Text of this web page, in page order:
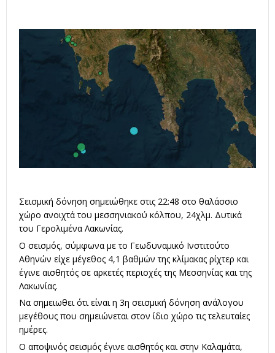
Σεισμική δόνηση σημειώθηκε στις 22:48 στο θαλάσσιο
χώρο ανοιχτά του μεσσηνιακού κόλπου, 24χλμ. Δυτικά
του Γερολιμένα Λακωνίας.
Ο σεισμός, σύμφωνα με το Γεωδυναμικό Ινστιτούτο
Αθηνών είχε μέγεθος 4,1 βαθμών της κλίμακας ρίχτερ και
έγινε αισθητός σε αρκετές περιοχές της Μεσσηνίας και της
Λακωνίας.
Να σημειωθει ότι είναι η 3η σεισμική δόνηση ανάλογου
μεγέθους που σημειώνεται στον ίδιο χώρο τις τελευταίες
ημέρες.
Ο αποψινός σεισμός έγινε αισθητός και στην Καλαμάτα,